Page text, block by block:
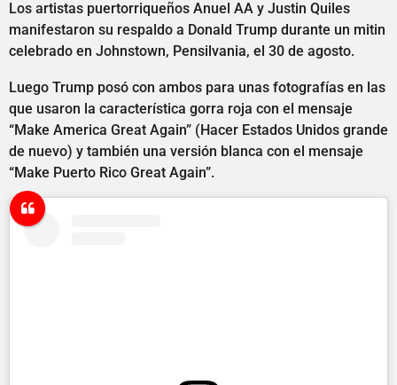
Los artistas puertorriqueños Anuel AA y Justin Quiles
manifestaron su respaldo a Donald Trump durante un mitin
celebrado en Johnstown, Pensilvania, el 30 de agosto.
Luego Trump posó con ambos para unas fotografías en las
que usaron la característica gorra roja con el mensaje
“Make America Great Again” (Hacer Estados Unidos grande
de nuevo) y también una versión blanca con el mensaje
“Make Puerto Rico Great Again”.